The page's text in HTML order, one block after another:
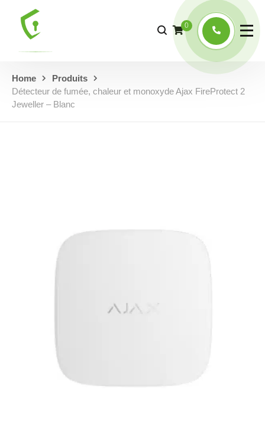
0
Home
Produits
Détecteur de fumée, chaleur et monoxyde Ajax FireProtect 2
Jeweller – Blanc